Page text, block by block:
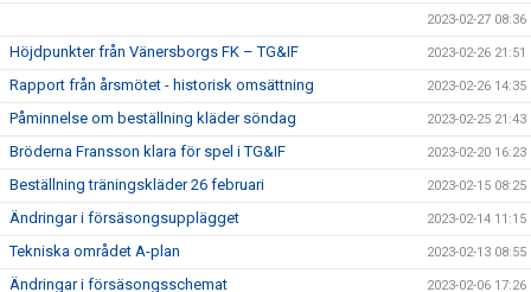
2023-02-27 08:36
Höjdpunkter från Vänersborgs FK – TG&IF 2023-02-26 21:51
Rapport från årsmötet - historisk omsättning 2023-02-26 14:35
Påminnelse om beställning kläder söndag 2023-02-25 21:43
Bröderna Fransson klara för spel i TG&IF 2023-02-20 16:23
Beställning träningskläder 26 februari 2023-02-15 08:25
Ändringar i försäsongsupplägget 2023-02-14 11:15
Tekniska området A-plan 2023-02-13 08:55
Ändringar i försäsongsschemat 2023-02-06 17:26